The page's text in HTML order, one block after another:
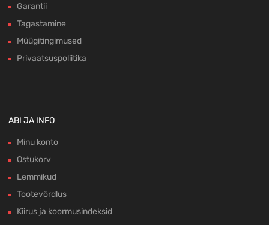
Garantii
Tagastamine
Müügitingimused
Privaatsuspoliitika
ABI JA INFO
Minu konto
Ostukorv
Lemmikud
Tootevõrdlus
Kiirus ja koormusindeksid